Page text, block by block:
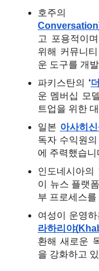
호주의
고 포용적이
위해 커뮤니
운 도구를 개
파키스탄의 ‘
운 멤버십 모
트업을 위한
일본 아사히
독자 수익원
에 주력했습니
인도네시아의
이 뉴스 플랫
부 프로세스
여성이 운영
라하리야
환해 새로운
을 강화하고